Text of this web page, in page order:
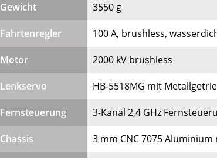
Gewicht 3550 g
Fahrtenregler 100 A, brushless,
Motor 2000 kV brushless
Lenkservo HB-5518MG mit
Fernsteuerung 3-Kanal 2,4 GHz
Chassis 3 mm CNC 7075